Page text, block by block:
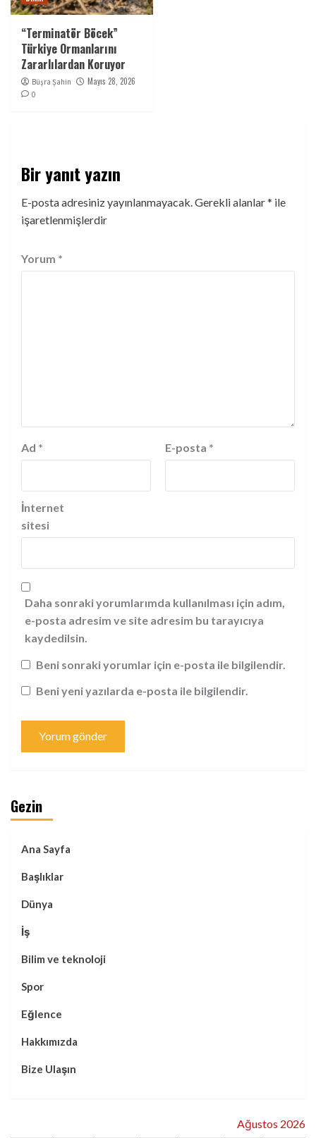
“Terminatör Böcek”
Türkiye Ormanlarını
Zararlılardan Koruyor
Büşra Şahin Mayıs 28, 2026
0
Bir yanıt yazın
E-posta adresiniz yayınlanmayacak.Gerekli alanlar* ile
işaretlenmişlerdir
Yorum *
Ad * E-posta *
İnternet
sitesi
Daha sonraki yorumlarımda kullanılması için adım,
e-posta adresim ve site adresim bu tarayıcıya
kaydedilsin.
Beni sonraki yorumlar için e-posta ile bilgilendir.
Beni yeni yazılarda e-posta ile bilgilendir.
Gezin
Ana Sayfa
Başlıklar
Dünya
İş
Bilim ve teknoloji
Spor
Eğlence
Hakkımızda
Bize Ulaşın
Ağustos 2026